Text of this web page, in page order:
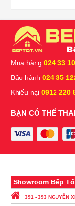
Mua hàng 024 33
Bảo hành 024 35
Khiếu nại 0912 220
BẠN CÓ THỂ
Showroom Bếp
391 - 393 NGUYỄN